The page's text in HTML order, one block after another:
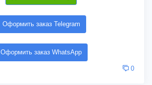
Оформить заказ Telegram
Оформить заказ WhatsApp
0